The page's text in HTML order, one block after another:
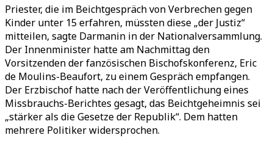
Priester, die im Beichtgespräch von Verbrechen gegen
Kinder unter 15 erfahren, müssten diese „der Justiz“
mitteilen, sagte Darmanin in der Nationalversammlung.
Der Innenminister hatte am Nachmittag den
Vorsitzenden der fanzösischen Bischofskonferenz, Eric
de Moulins-Beaufort, zu einem Gespräch empfangen.
Der Erzbischof hatte nach der Veröffentlichung eines
Missbrauchs-Berichtes gesagt, das Beichtgeheimnis sei
„stärker als die Gesetze der Republik“. Dem hatten
mehrere Politiker widersprochen.